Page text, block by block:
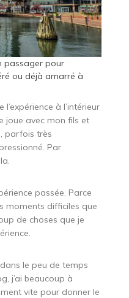
passager pour
ou déjà amarré à
à l’intérieur
joue avec mon fils et
parfois très
Par
passée. Parce
moments difficiles que
de choses que je
le peu de temps
j’ai beaucoup à
vite pour donner le